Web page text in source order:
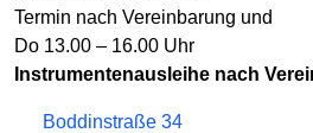
Termin nach Vereinbarung und
Do 13.00 – 16.00 Uhr
Instrumentenausleihe nach
Boddinstraße 34